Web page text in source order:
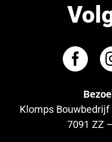
Klomps
7091 ZZ